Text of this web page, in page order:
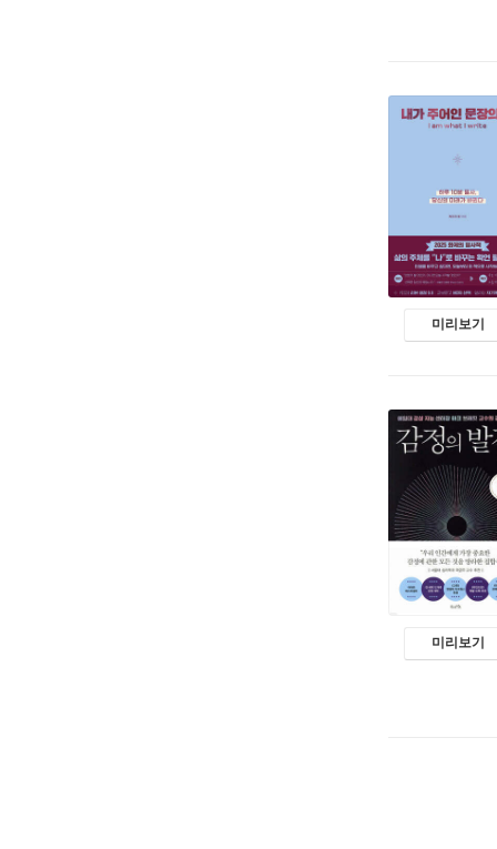
미리보기
미리보기